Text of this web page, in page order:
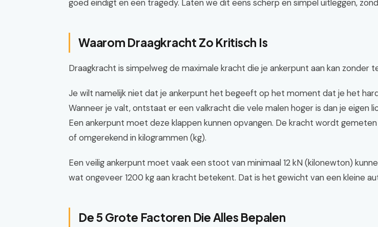
goed eindigt en een tragedy. Laten we dit eens scherp en simpel uitleggen,
Waarom Draagkracht Zo Kritisch Is
Draagkracht is simpelweg de maximale kracht die je ankerpunt aan kan zonder
Je wilt namelijk niet dat je ankerpunt het begeeft op het moment dat je het
Wanneer je valt, ontstaat er een valkracht die vele malen hoger is dan je eigen
Een ankerpunt moet deze klappen kunnen opvangen. De kracht wordt
of omgerekend in kilogrammen (kg).
Een veilig ankerpunt moet vaak een stoot van minimaal 12 kN (kilonewton)
wat ongeveer 1200 kg aan kracht betekent. Dat is het gewicht van een kleine
De 5 Grote Factoren Die Alles Bepalen